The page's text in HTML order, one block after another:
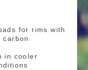
for rims with
carbon
in cooler